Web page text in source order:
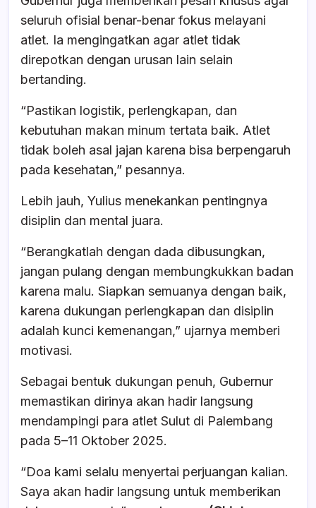
seluruh ofisial benar-benar fokus melayani
atlet. Ia mengingatkan agar atlet tidak
direpotkan dengan urusan lain selain
bertanding.
‎“Pastikan logistik, perlengkapan, dan
kebutuhan makan minum tertata baik. Atlet
tidak boleh asal jajan karena bisa berpengaruh
pada kesehatan,” pesannya.
Lebih jauh, Yulius menekankan pentingnya
disiplin dan mental juara.
‎“Berangkatlah dengan dada dibusungkan,
jangan pulang dengan membungkukkan badan
karena malu. Siapkan semuanya dengan baik,
karena dukungan perlengkapan dan disiplin
adalah kunci kemenangan,” ujarnya memberi
motivasi.
Sebagai bentuk dukungan penuh, Gubernur
memastikan dirinya akan hadir langsung
mendampingi para atlet Sulut di Palembang
pada 5–11 Oktober 2025.
‎“Doa kami selalu menyertai perjuangan kalian.
Saya akan hadir langsung untuk memberikan